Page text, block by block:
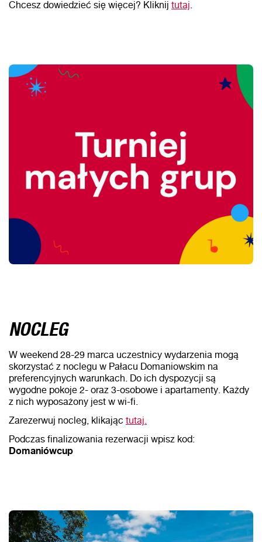
Chcesz dowiedzieć się więcej? Kliknij tutaj.
NOCLEG
W weekend 28-29 marca uczestnicy wydarzenia mogą
skorzystać z noclegu w Pałacu Domaniowskim na
preferencyjnych warunkach. Do ich dyspozycji są
wygodne pokoje 2- oraz 3-osobowe i apartamenty. Każdy
z nich wyposażony jest w wi-fi.
Zarezerwuj nocleg, klikając tutaj.
Podczas finalizowania rezerwacji wpisz kod:
Domaniówcup